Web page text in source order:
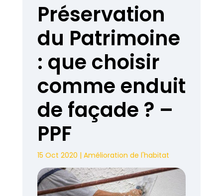
Préservation
du Patrimoine
: que choisir
comme enduit
de façade ? –
PPF
15 Oct 2020 | Amélioration de l'habitat